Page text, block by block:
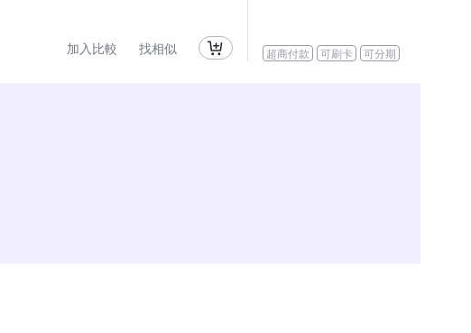
加入比較 找相似 超商付款 可刷卡 可分期